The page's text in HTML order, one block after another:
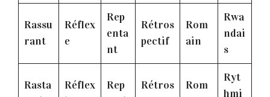
Rassu
rant
Réflex
e
Rep
enta
nt
Rétros
pectif
Rom
ain
Rwa
ndai
s
Rasta
Réflex
Rep
Rétros
Rom
Ryt
hmi